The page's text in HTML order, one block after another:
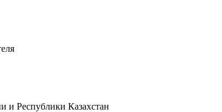
и Республики Казахстан